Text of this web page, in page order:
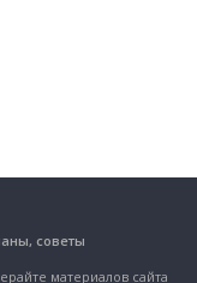
советы
материалов сайта